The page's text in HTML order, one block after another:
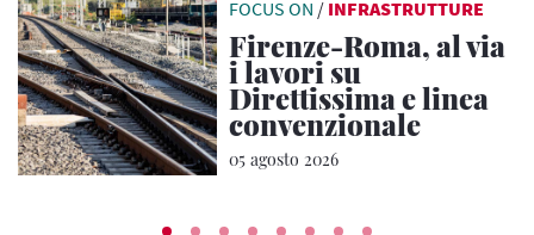
FOCUS ON / INFRASTRUTTURE
Firenze-Roma, al via
i lavori su
Direttissima e linea
convenzionale
05 agosto 2026